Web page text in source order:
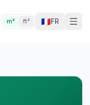
m² ft² 🇫🇷FR